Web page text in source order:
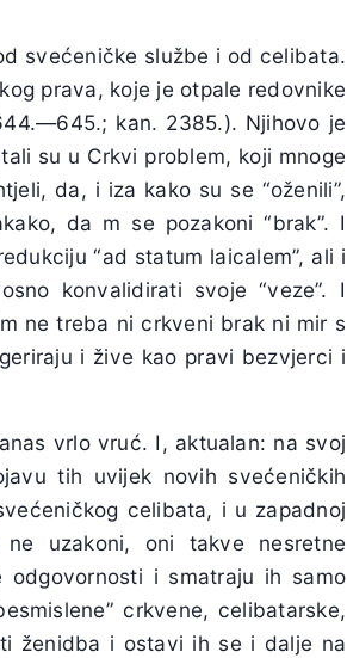
svećeničke službe i od celibata.
prava, koje je otpale redovnike
kan. 2385.). Njihovo je
su u Crkvi problem, koji mnoge
da, i iza kako su se “oženili”,
da m se pozakoni “brak”. I
“ad statum laicalem”, ali i
konvalidirati svoje “veze”. I
ne treba ni crkveni brak ni mir s
i žive kao pravi bezvjerci i
vrlo vruć. I, aktualan: na svoj
tih uvijek novih svećeničkih
celibata, i u zapadnoj
uzakoni, oni takve nesretne
odgovornosti i smatraju ih samo
crkvene, celibatarske,
ženidba i ostavi ih se i dalje na